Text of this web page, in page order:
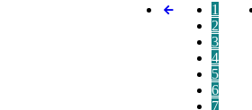
1
2
3
4
5
6
7